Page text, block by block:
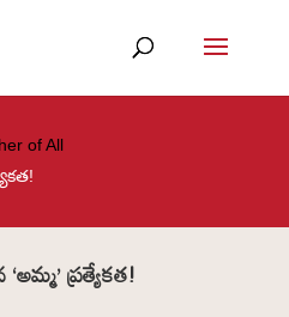
of All
ప్రత్యేకత!